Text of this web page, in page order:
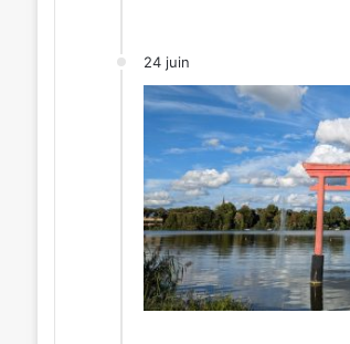
24 juin